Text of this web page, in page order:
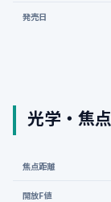
発売日
光学・焦点
焦点距離
開放F値